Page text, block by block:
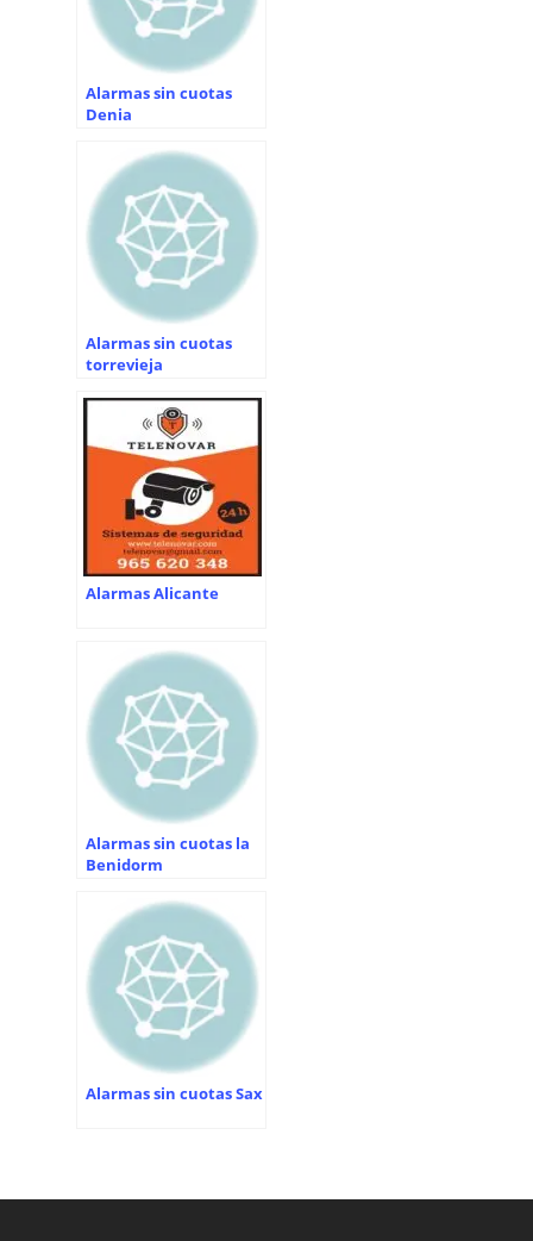
Alarmas sin cuotas
Denia
Alarmas sin cuotas
torrevieja
Alarmas Alicante
Alarmas sin cuotas la
Benidorm
Alarmas sin cuotas Sax